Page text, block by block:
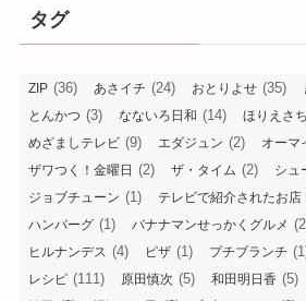
タグ
ZIP (36) あさイチ (24) おとりよせ (35)
とんかつ (3) なないろ日和 (14) ほりえさ
めざましテレビ (9) エダジュン (2) オーマ
ザワつく！金曜日 (2) ザ・タイム (2) シュ
ジョブチューン (1) テレビで紹介されたお店
ハンバーグ (1) バナナマンせっかくグルメ
ヒルナンデス (4) ピザ (1) プチブランチ
レシピ (111) 原田慎次 (5) 和田明日香 (5)